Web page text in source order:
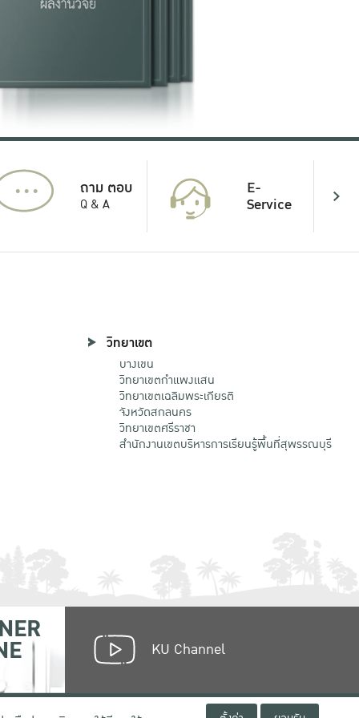
... ถาม ตอบ
Q & A
E-
Service
วิทยาเขต
บางเขน
วิทยาเขตกําแพงแสน
วิทยาเขตเฉลิมพระเกียรติ
จังหวัดสกลนคร
วิทยาเขตศรีราชา
สำนักงานเขตบริหารการเรียนรู้พื้นที่สุพรรณบุรี
KU Channel